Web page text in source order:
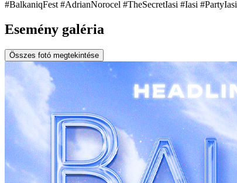
#BalkaniqFest #AdrianNorocel #TheSecretIasi #Iasi
Esemény galéria
Összes fotó megtekintése